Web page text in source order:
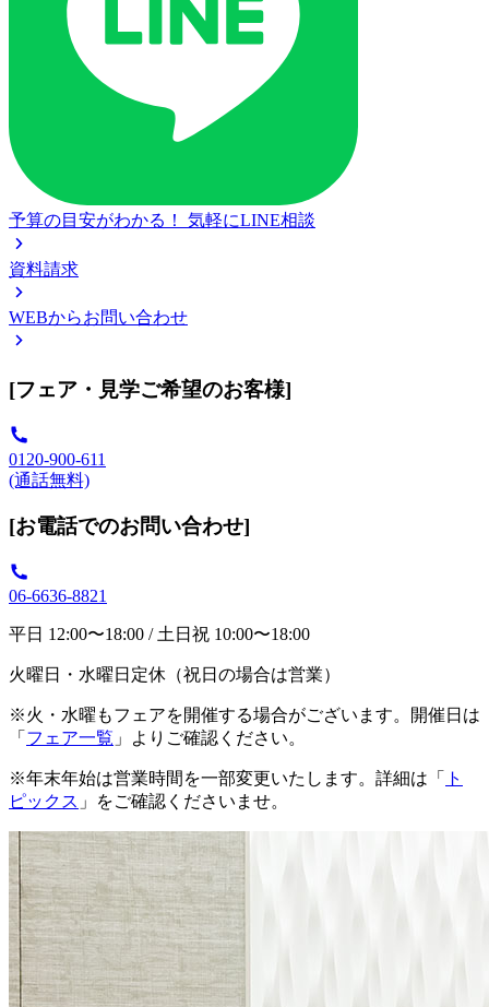
予算の目安がわかる！ 気軽にLINE相談
資料請求
WEBからお問い合わせ
[フェア・見学ご希望のお客様]
0120-900-611
(通話無料)
[お電話でのお問い合わせ]
06-6636-8821
平日 12:00〜18:00 / 土日祝 10:00〜18:00
火曜日・水曜日定休（祝日の場合は営業）
※火・水曜もフェアを開催する場合がございます。開催日は
「 フェア一覧 」よりご確認ください。
※年末年始は営業時間を一部変更いたします。詳細は「
ト
ピックス 」をご確認くださいませ。